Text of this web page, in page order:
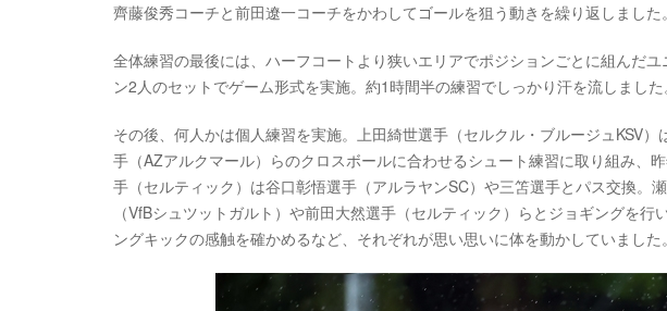
齊藤俊秀コーチと前田遼一コーチをかわしてゴールを狙う動きを繰り返しました。
全体練習の最後には、ハーフコートより狭いエリアでポジションごとに組んだ
ン2人のセットでゲーム形式を実施。約1時間半の練習でしっかり汗を流しました
その後、何人かは個人練習を実施。上田綺世選手（セルクル・ブルージュKSV
手（AZアルクマール）らのクロスボールに合わせるシュート練習に取り組み、
手（セルティック）は谷口彰悟選手（アルラヤンSC）や三笘選手とパス交換
（VfBシュツットガルト）や前田大然選手（セルティック）らとジョギングを
ングキックの感触を確かめるなど、それぞれが思い思いに体を動かしていました。